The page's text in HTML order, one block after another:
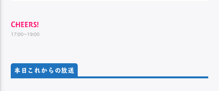
CHEERS!
17:00~19:00
本日これからの放送